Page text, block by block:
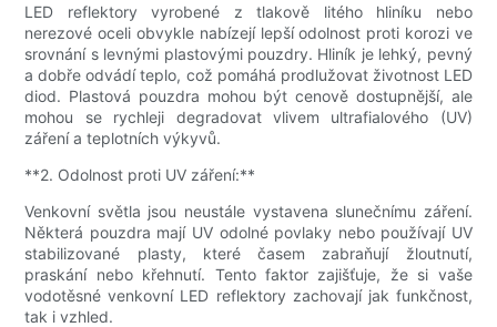
LED reflektory vyrobené z tlakově litého hliníku nebo
nerezové oceli obvykle nabízejí lepší odolnost proti korozi ve
srovnání s levnými plastovými pouzdry. Hliník je lehký, pevný
a dobře odvádí teplo, což pomáhá prodlužovat životnost LED
diod. Plastová pouzdra mohou být cenově dostupnější, ale
mohou se rychleji degradovat vlivem ultrafialového (UV)
záření a teplotních výkyvů.
**2. Odolnost proti UV záření:**
Venkovní světla jsou neustále vystavena slunečnímu záření.
Některá pouzdra mají UV odolné povlaky nebo používají UV
stabilizované plasty, které časem zabraňují žloutnutí,
praskání nebo křehnutí. Tento faktor zajišťuje, že si vaše
vodotěsné venkovní LED reflektory zachovají jak funkčnost,
tak i vzhled.